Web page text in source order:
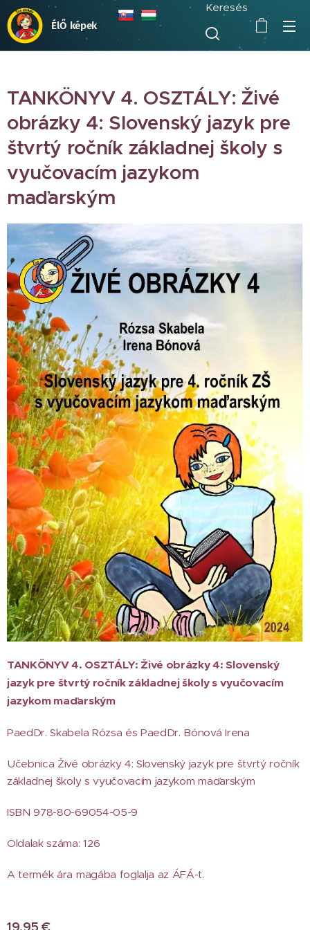
ÉlŐ képek
Keresés
TANKÖNYV 4. OSZTÁLY: Živé
obrázky 4: Slovenský jazyk pre
štvrtý ročník základnej školy s
vyučovacím jazykom
maďarským
TANKÖNYV 4. OSZTÁLY: Živé obrázky 4: Slovenský
jazyk pre štvrtý ročník základnej školy s vyučovacím
jazykom maďarským
PaedDr. Skabela Rózsa és PaedDr. Bónová Irena
Učebnica Živé obrázky 4: Slovenský jazyk pre štvrtý ročník
základnej školy s vyučovacím jazykom maďarským
ISBN 978-80-69054-05-9
Oldalak száma: 126
A termék ára magába foglalja az ÁFÁ-t.